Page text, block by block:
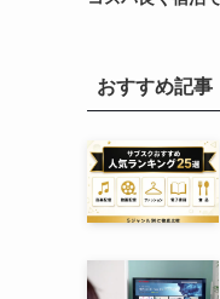
おすすめ記事